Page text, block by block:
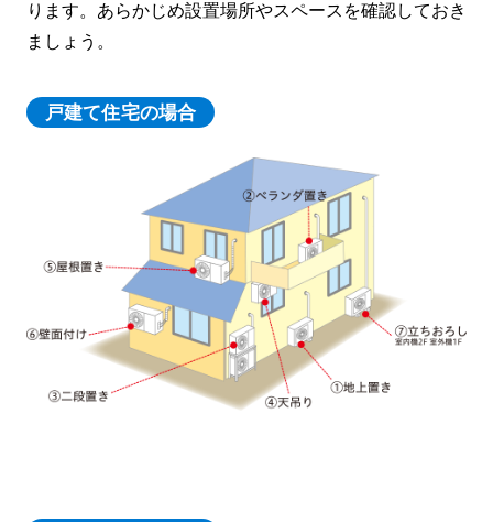
ります。あらかじめ設置場所やスペースを確認しておき
ましょう。
戸建て住宅の場合